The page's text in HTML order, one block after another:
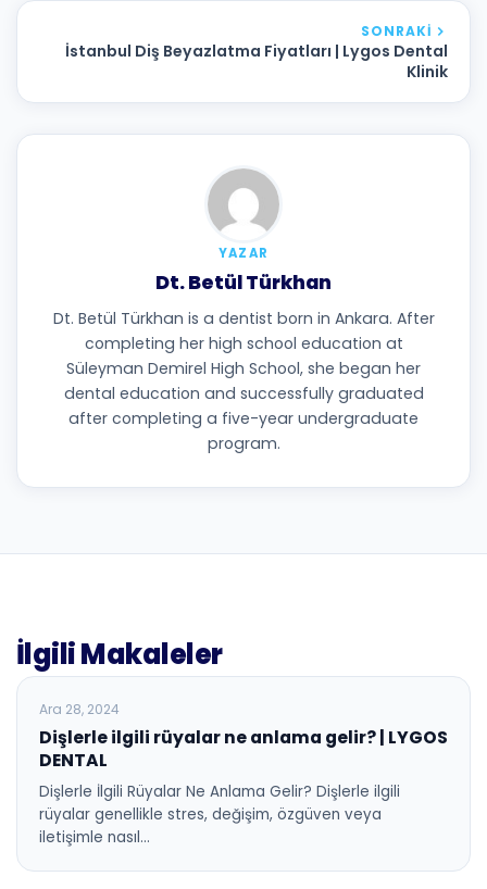
SONRAKI
İstanbul Diş Beyazlatma Fiyatları | Lygos Dental
Klinik
YAZAR
Dt. Betül Türkhan
Dt. Betül Türkhan is a dentist born in Ankara. After
completing her high school education at
Süleyman Demirel High School, she began her
dental education and successfully graduated
after completing a five-year undergraduate
program.
İlgili Makaleler
BLOG
Ara 28, 2024
Dişlerle ilgili rüyalar ne anlama gelir? | LYGOS
DENTAL
Dişlerle İlgili Rüyalar Ne Anlama Gelir? Dişlerle ilgili
rüyalar genellikle stres, değişim, özgüven veya
iletişimle nasıl…